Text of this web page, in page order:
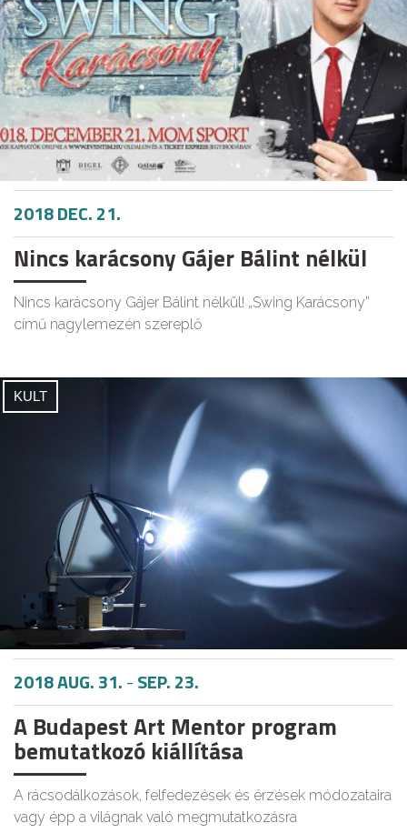
2018 DEC. 21.
Nincs karácsony Gájer Bálint nélkül
Nincs karácsony Gájer Bálint nélkül! „Swing Karácsony”
című nagylemezén szereplő
KULT
2018 AUG. 31.-SEP. 23.
A Budapest Art Mentor program
bemutatkozó kiállítása
A rácsodálkozások, felfedezések és érzések módozataira
vagy épp a világnak való megmutatkozásra